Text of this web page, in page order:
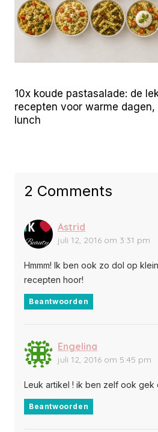
10x koude pastasalade: de
recepten voor warme dagen,
lunch
2 Comments
Astrid
juli 12, 2016 om 3:31 pm
Hmmm! Ik ben ook zo dol op
recepten hoor!
Beantwoorden
Engelina
juli 12, 2016 om 5:45 pm
Leuk artikel ! ik ben zelf ook gek
Beantwoorden